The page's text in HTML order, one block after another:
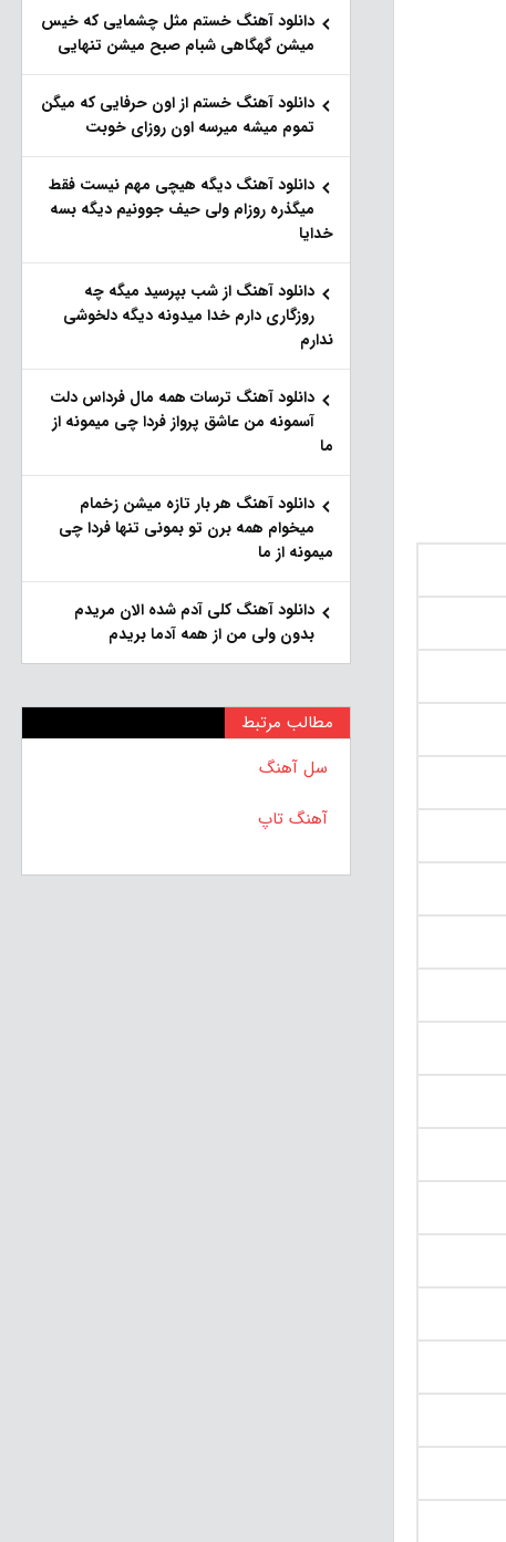
دانلود آهنگ خستم مثل چشمایی که خیس
میشن گهگاهی شبام صبح میشن تنهایی
دانلود آهنگ خستم از اون حرفایی که میگن
تموم میشه میرسه اون روزای خوبت
دانلود آهنگ دیگه هیچی مهم نیست فقط
میگذره روزام ولی حیف جوونیم دیگه بسه
خدایا
دانلود آهنگ از شب بپرسید میگه چه
روزگاری دارم خدا میدونه دیگه دلخوشی
ندارم
دانلود آهنگ ترسات همه مال فرداس دلت
آسمونه من عاشق پرواز فردا چی میمونه از
ما
دانلود آهنگ هر بار تازه میشن زخمام
میخوام همه برن تو بمونی تنها فردا چی
میمونه از ما
دانلود آهنگ کلی آدم شده الان مریدم
بدون ولی من از همه آدما بریدم
مطالب مرتبط
سل آهنگ
آهنگ تاپ